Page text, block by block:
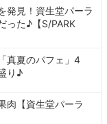
発見！資生堂パーラ
った♪【S/PARK
真夏のパフェ」4
り♪
肉【資生堂パーラ